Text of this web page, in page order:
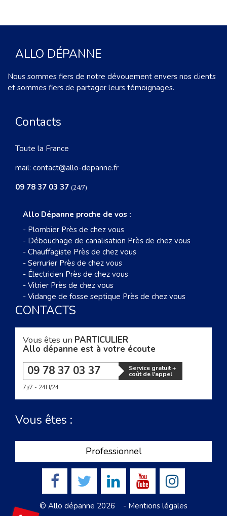
ALLO DÉPANNE
Nous sommes fiers de notre dévouement envers nos clients
et sommes fiers de partager leurs témoignages.
Contacts
Toute la France
mail: contact@allo-depanne.fr
09 78 37 03 37 (24/7)
Allo Dépanne proche de vos :
- Plombier Près de chez vous
- Débouchage de canalisation Près de chez vous
- Chauffagiste Près de chez vous
- Serrurier Près de chez vous
- Électricien Près de chez vous
- Vitrier Près de chez vous
- Vidange de fosse septique Près de chez vous
CONTACTS
Vous êtes un PARTICULIER
Allo dépanne est à votre écoute
09 78 37 03 37 Service gratuit +
coût de l'appel
7j/7 - 24H/24
Vous êtes :
Professionnel
© Allo dépanne 2026 - Mentions légales